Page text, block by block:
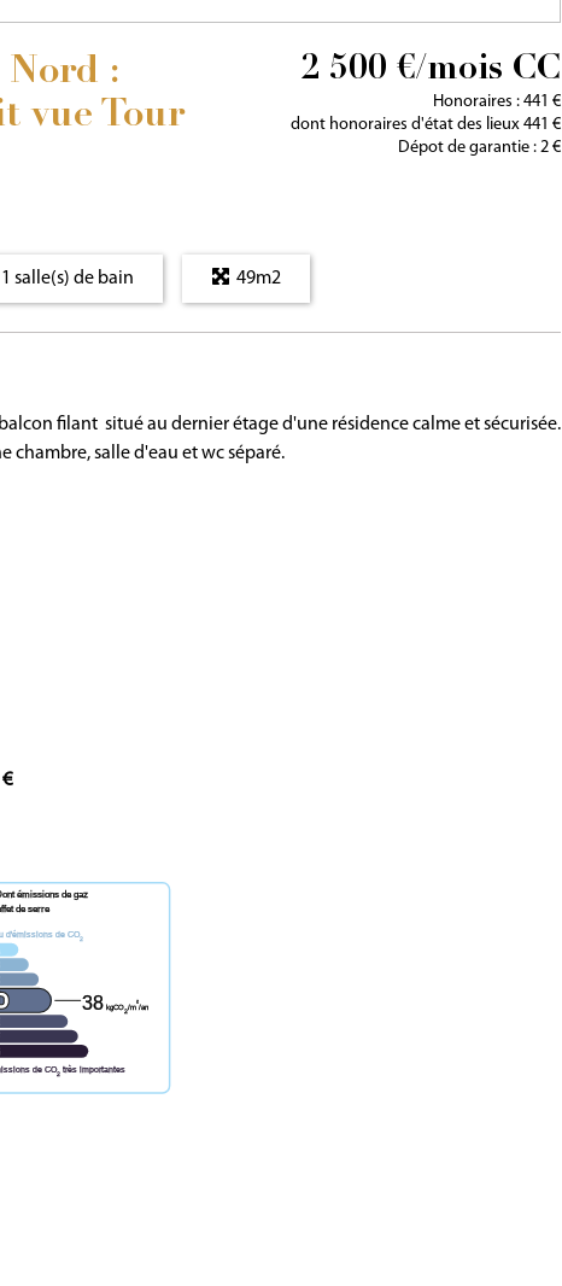
Nord :
vue Tour
2 500 €/mois CC
Honoraires : 441 €
dont honoraires d'état des lieux 441 €
Dépot de garantie : 2 €
1 salle(s) de bain 49m2
filant situé au dernier étage d'une résidence calme et sécurisée.
chambre, salle d'eau et wc séparé.
émissions de gaz
de serre
d'émissions de CO2
de CO2 très importantes
38 kgCO2/m²/an